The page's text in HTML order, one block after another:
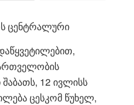
ცენტრალური
12 ივლისს
ცესკომ წუხელ,